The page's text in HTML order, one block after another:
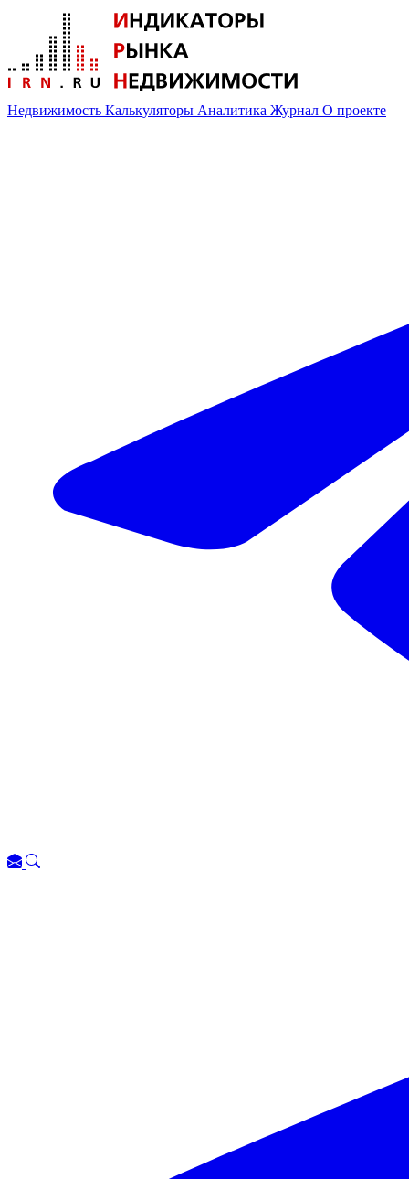
Недвижимость Калькуляторы Аналитика Журнал О проекте